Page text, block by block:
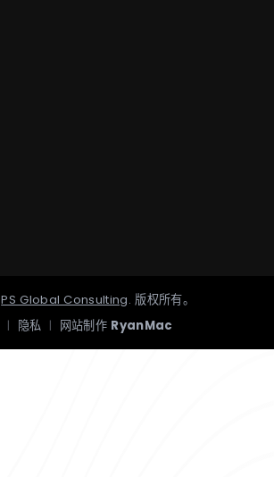
PS Global Consulting.版权所有。
| 隐私 | 网站制作 RyanMac